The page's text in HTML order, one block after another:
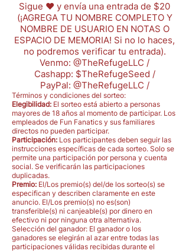
Sigue ❤️ y envía una entrada de $20
(¡AGREGA TU NOMBRE COMPLETO Y
NOMBRE DE USUARIO EN NOTAS O
ESPACIO DE MEMORIA! Si no lo haces,
no podremos verificar tu entrada).
Venmo: @TheRefugeLLC /
Cashapp: $TheRefugeSeed /
PayPal: @TheRefugeLLC /
Términos y condiciones del sorteo:
Elegibilidad: El sorteo está abierto a personas
mayores de 18 años al momento de participar. Los
empleados de Fun Fanatics y sus familiares
directos no pueden participar.
Participación: Los participantes deben seguir las
instrucciones específicas de cada sorteo. Solo se
permite una participación por persona y cuenta
social. Se verificarán las participaciones
duplicadas.
Premio: El/Los premio(s) del/de los sorteo(s) se
especifican y describen claramente en este
anuncio. El/Los premio(s) no es(son)
transferible(s) ni canjeable(s) por dinero en
efectivo ni por ninguna otra alternativa.
Selección del ganador: El ganador o los
ganadores se elegirán al azar entre todas las
participaciones válidas recibidas durante el